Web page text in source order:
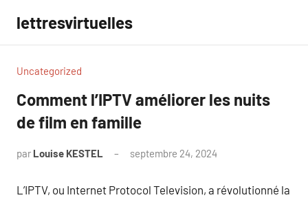
contenu
lettresvirtuelles
Uncategorized
Comment l’IPTV améliorer les nuits
de film en famille
par Louise KESTEL septembre 24, 2024
L’IPTV, ou Internet Protocol Television, a révolutionné la